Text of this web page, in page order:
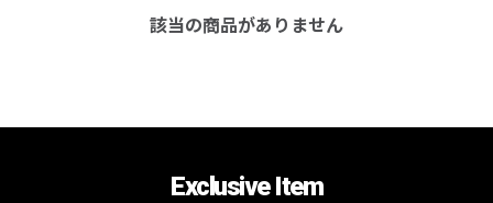
該当の商品がありません
Exclusive Item